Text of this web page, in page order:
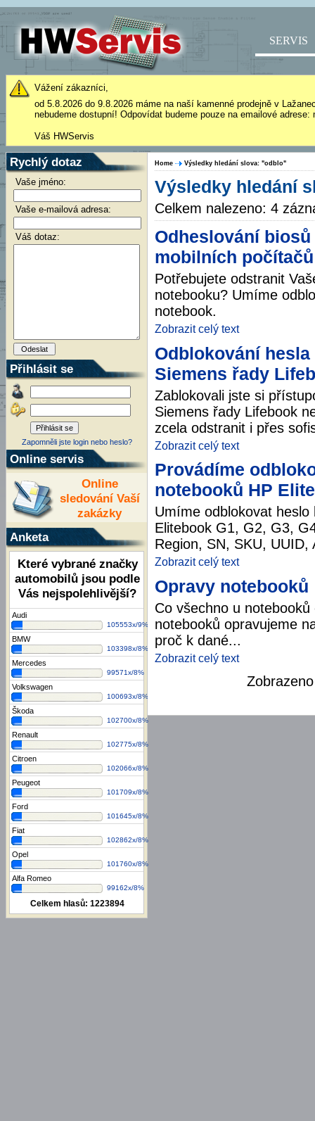
SERVIS
Vážení zákazníci,
od 5.8.2026 do 9.8.2026 máme na naší kamenné prodejně v
nebudeme dostupní! Odpovídat budeme pouze na emailové
Váš HWServis
Rychlý dotaz
Vaše jméno:
Vaše e-mailová adresa:
Váš dotaz:
Přihlásit se
Zapomněli jste login nebo heslo?
Online servis
Online
sledování Vaší
zakázky
Anketa
Které vybrané značky
automobilů jsou podle
Vás nejspolehlivější?
Audi
105553x/9%
BMW
103398x/8%
Mercedes
99571x/8%
Volkswagen
100693x/8%
Škoda
102700x/8%
Renault
102775x/8%
Citroen
102066x/8%
Peugeot
101709x/8%
Ford
101645x/8%
Fiat
102862x/8%
Opel
101760x/8%
Alfa Romeo
99162x/8%
Celkem hlasů: 1223894
Home Výsledky hledání slova: "odblo"
Výsledky hledání
Celkem nalezeno: 4
Odheslování
mobilních počítačů
Potřebujete odstranit
notebooku? Umíme
notebook.
Zobrazit celý text
Odblokování
Siemens řady
Zablokovali jste si
Siemens řady Lifebook
zcela odstranit i přes
Zobrazit celý text
Provádíme
notebooků HP
Umíme odblokovat
Elitebook G1, G2, G3,
Region, SN, SKU, UUID,
Zobrazit celý text
Opravy notebooků
Co všechno u
notebooků opravujeme
proč k dané...
Zobrazit celý text